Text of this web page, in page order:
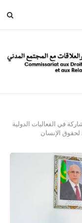
في الفعاليات الدولية